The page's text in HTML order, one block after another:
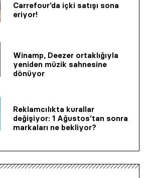
Carrefour’da içki satışı sona
eriyor!
Winamp, Deezer ortaklığıyla
yeniden müzik sahnesine
dönüyor
Reklamcılıkta kurallar
değişiyor: 1 Ağustos’tan sonra
markaları ne bekliyor?